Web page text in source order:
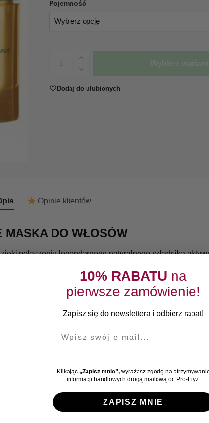
Pojemność
Wybierz
Dodaj do ulubionych
Opinie klientów
MASKA DO WŁOSÓW
połączeniu legendarnego naturalnego składnika
dla optymalnej, trwałej ochrony włosów i skóry
włókno włosa i zapewnia długotrwałe
i lśniące, a jednocześnie lekkie i promieniujące pięknem.
nawilża włosy, nie obciążając ich. Cimentrio wypełnia
rozczesane na całej długości i łatwo się układają.
i rozpływająca się formuła ma delikatny zapach i
maski nabłyszczającej KARITÉ HYDRA sekcja
dokładnie spłukać.
10% RABATU na
pierwsze zamówienie!
Zapisz się do newslettera i odbierz rabat!
Klikając „Zapisz mnie”,wyrażasz zgodę na otrzymywanie
informacji handlowych drogą mailową od Pro-Fryz.
ZAPISZ MNIE